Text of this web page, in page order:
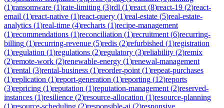
(1)ransomware (1)rate-limiting (3)rdl (1)react (8)react-19 (2)react-
email (1)react-native (1)react-query (1)real-estate (5)real-estate-
analytics (1)real-time (4)recharts (1)recipe-management
(1)recommendations (1)reconciliation (1)recruitment (6)recurring-
billing (1)recurring-revenue (5)redis (2)refurbished (1)registration
(1)regulation (1)regulations (2)regulatory (3)reliability (2)remix
(2)remote-work (2)renewable-energy (1)renewal-management
(1)rental (3)rental-business (1)reorder-point (1)repeat-purchases
(1)replication (1)report-generation (1)reporting (12)reports
(3)repricing (1)reputation (1)reputation-management (2)reserved-
instances (1)resilience (2)resource-allocation (1)resource-planning
(1)resource-scheduling (2)responsible-ai (2)responsive